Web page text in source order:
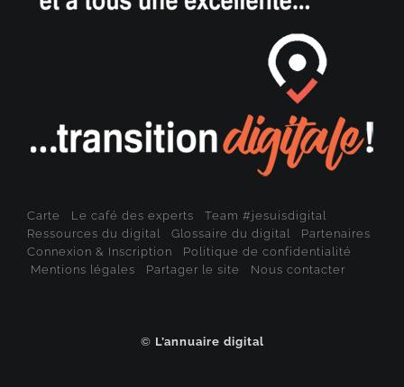
Carte Le café des experts
Team #jesuisdigital
Ressources du digital
Glossaire du digital
Partenaires
Connexion & Inscription
Politique de confidentialité
Mentions légales
Partager le site Nous contacter
© L’annuaire digital